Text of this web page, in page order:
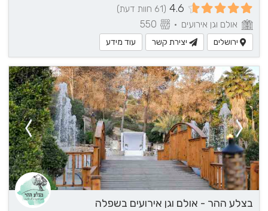
4.6 (61 חוות דעת)
אולם וגן אירועים •
ירושלים יצירת קשר עוד מידע
בצלע ההר - אולם וגן אירועים בשפלה